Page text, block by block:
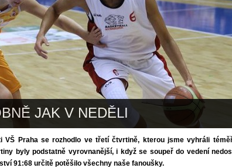
JAK V NEDĚLI
VŠ Praha se rozhodlo ve třetí čtvrtině, kterou jsme vyhráli
byly podstatně vyrovnanější, i když se soupeř do vedení
91:68 určitě potěšilo všechny naše fanoušky.